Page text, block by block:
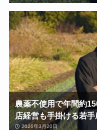
農薬不使用で年間約
店経営も手掛ける若
2026年3月20日